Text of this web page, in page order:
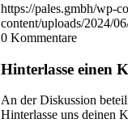
https://pales.gmbh/wp-
content/uploads/2024/
0 Kommentare
Hinterlasse einen
An der Diskussion
Hinterlasse uns deinen